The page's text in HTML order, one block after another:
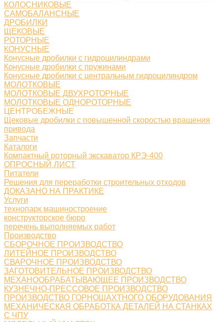
КОЛОСНИКОВЫЕ
САМОБАЛАНСНЫЕ
ДРОБИЛКИ
ЩЕКОВЫЕ
РОТОРНЫЕ
КОНУСНЫЕ
Конусные дробилки с гидроцилиндрами
Конусные дробилки с пружинами
Конусные дробилки с центральным гидроцилиндром
МОЛОТКОВЫЕ
МОЛОТКОВЫЕ ДВУХРОТОРНЫЕ
МОЛОТКОВЫЕ ОДНОРОТОРНЫЕ
ЦЕНТРОБЕЖНЫЕ
Щековые дробилки с повышенной скоростью вращения
привода
Запчасти
Каталоги
Компактный роторный экскаватор КРЭ-400
ОПРОСНЫЙ ЛИСТ
Питатели
Решения для переработки строительных отходов
ДОКАЗАНО НА ПРАКТИКЕ
Услуги
технопарк машиностроение
конструкторское бюро
перечень выполняемых работ
Производство
СБОРОЧНОЕ ПРОИЗВОДСТВО
ЛИТЕЙНОЕ ПРОИЗВОДСТВО
СВАРОЧНОЕ ПРОИЗВОДСТВО
ЗАГОТОВИТЕЛЬНОЕ ПРОИЗВОДСТВО
МЕХАНООБРАБАТЫВАЮЩЕЕ ПРОИЗВОДСТВО
КУЗНЕЧНО-ПРЕССОВОЕ ПРОИЗВОДСТВО
ПРОИЗВОДСТВО ГОРНОШАХТНОГО ОБОРУДОВАНИЯ
МЕХАНИЧЕСКАЯ ОБРАБОТКА ДЕТАЛЕЙ НА СТАНКАХ
С ЧПУ